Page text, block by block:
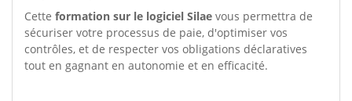
Cette formation sur le logiciel Silae vous permettra de
sécuriser votre processus de paie, d'optimiser vos
contrôles, et de respecter vos obligations déclaratives
tout en gagnant en autonomie et en efficacité.